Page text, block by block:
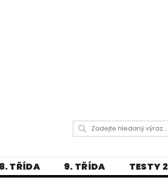
8. TŘÍDA 9. TŘÍDA TESTY 2